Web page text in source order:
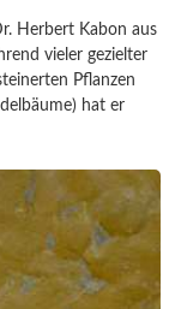
Herbert Kabon aus
vieler gezielter
Pflanzen
hat er